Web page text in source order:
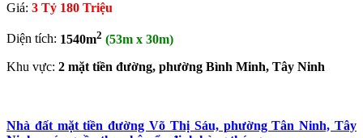
Giá: 3 Tỷ 180 Triệu
Diện tích: 1540m2 (53m x 30m)
Khu vực: 2 mặt tiền đường, phường Bình Minh, Tây Ninh
Nhà đất mặt tiền đường Võ Thị Sáu, phường Tân Ninh, Tây